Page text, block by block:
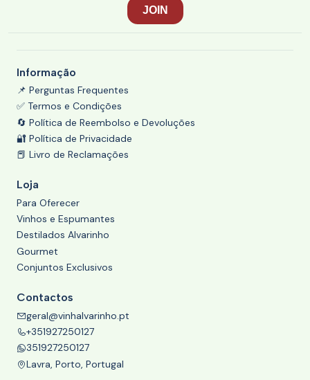
Informação
📌 Perguntas Frequentes
✅ Termos e Condições
🔄 Política de Reembolso e Devoluções
🔐 Política de Privacidade
📕 Livro de Reclamações
Loja
Para Oferecer
Vinhos e Espumantes
Destilados Alvarinho
Gourmet
Conjuntos Exclusivos
Contactos
geral@vinhalvarinho.pt
+351927250127
351927250127
Lavra, Porto, Portugal